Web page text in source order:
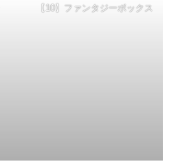
【10】ファンタジーボックス